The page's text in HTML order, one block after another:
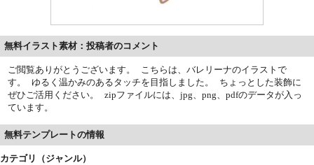
無料イラスト素材：投稿者のコメント
ご閲覧ありがとうございます。 こちらは、バレリーナのイラストで
す。 ゆるく温かみのあるタッチを目指しました。 ちょっとした装飾に
ぜひご活用ください。 zipファイルには、jpg、png、pdfのデータが入っ
ています。
無料テンプレートの情報
カテゴリ（ジャンル）